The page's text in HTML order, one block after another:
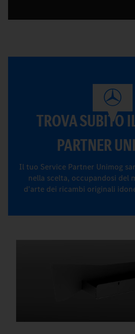
TROVA SUBITO
PARTNER
Il tuo Service Partner Unimog
nella scelta, occupandosi del
d'arte dei ricambi originali